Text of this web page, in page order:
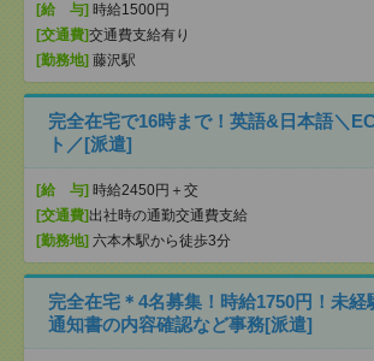
[給 与] 時給1500円
[交通費]交通費支給有り
[勤務地] 藤沢駅
完全在宅で16時まで！英語&日本語＼
ト／[派遣]
[給 与] 時給2450円＋交
[交通費]出社時の通勤交通費支給
[勤務地] 六本木駅から徒歩3分
完全在宅＊4名募集！時給1750円！未経
通知書の内容確認など事務[派遣]